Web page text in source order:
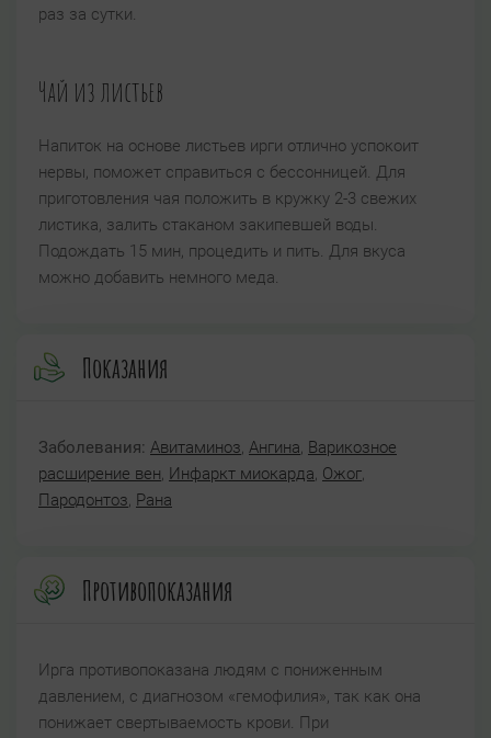
раз за сутки.
Чай из листьев
Напиток на основе листьев ирги отлично успокоит
нервы, поможет справиться с бессонницей. Для
приготовления чая положить в кружку 2-3 свежих
листика, залить стаканом закипевшей воды.
Подождать 15 мин, процедить и пить. Для вкуса
можно добавить немного меда.
Показания
Заболевания: Авитаминоз, Ангина, Варикозное
расширение вен, Инфаркт миокарда, Ожог,
Пародонтоз, Рана
Противопоказания
Ирга противопоказана людям с пониженным
давлением, с диагнозом «гемофилия», так как она
понижает свертываемость крови. При